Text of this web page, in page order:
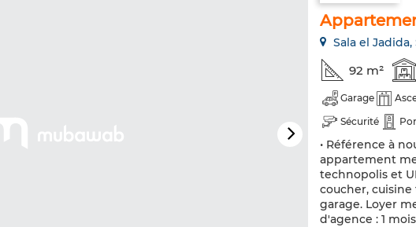
Sala el Jadida,
92 m²
Garage
Sécurité
Machine à laver
• Référence à
appartement
technopolis et
coucher,
garage. Loyer
d'agence : 1